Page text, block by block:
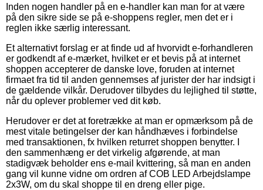
Inden nogen handler på en e-handler kan man for at være
på den sikre side se på e-shoppens regler, men det er i
reglen ikke særlig interessant.
Et alternativt forslag er at finde ud af hvorvidt e-forhandleren
er godkendt af e-mærket, hvilket er et bevis på at internet
shoppen accepterer de danske love, foruden at internet
firmaet fra tid til anden gennemses af jurister der har indsigt i
de gældende vilkår. Derudover tilbydes du lejlighed til støtte,
når du oplever problemer ved dit køb.
Herudover er det at foretrække at man er opmærksom på de
mest vitale betingelser der kan håndhæves i forbindelse
med transaktionen, fx hvilken returret shoppen benytter. I
den sammenhæng er det virkelig afgørende, at man
stadigvæk beholder ens e-mail kvittering, så man en anden
gang vil kunne vidne om ordren af COB LED Arbejdslampe
2x3W, om du skal shoppe til en dreng eller pige.